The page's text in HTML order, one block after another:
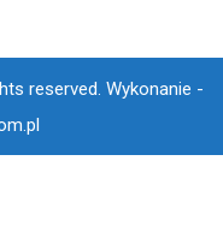
reserved. Wykonanie -